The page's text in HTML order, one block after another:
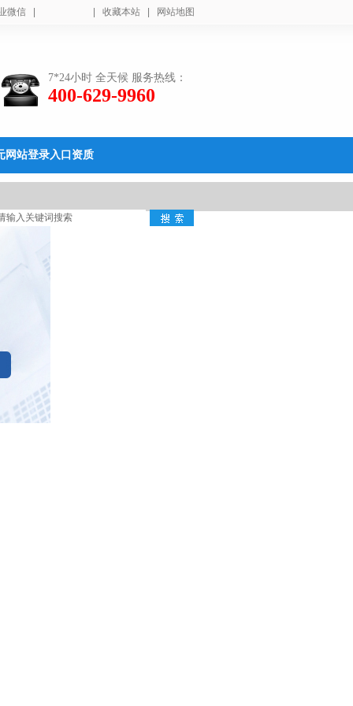
微信 收藏本站 网站地图
7*24小时 全天候 服务热线：
400-629-9960
网站登录入口资质